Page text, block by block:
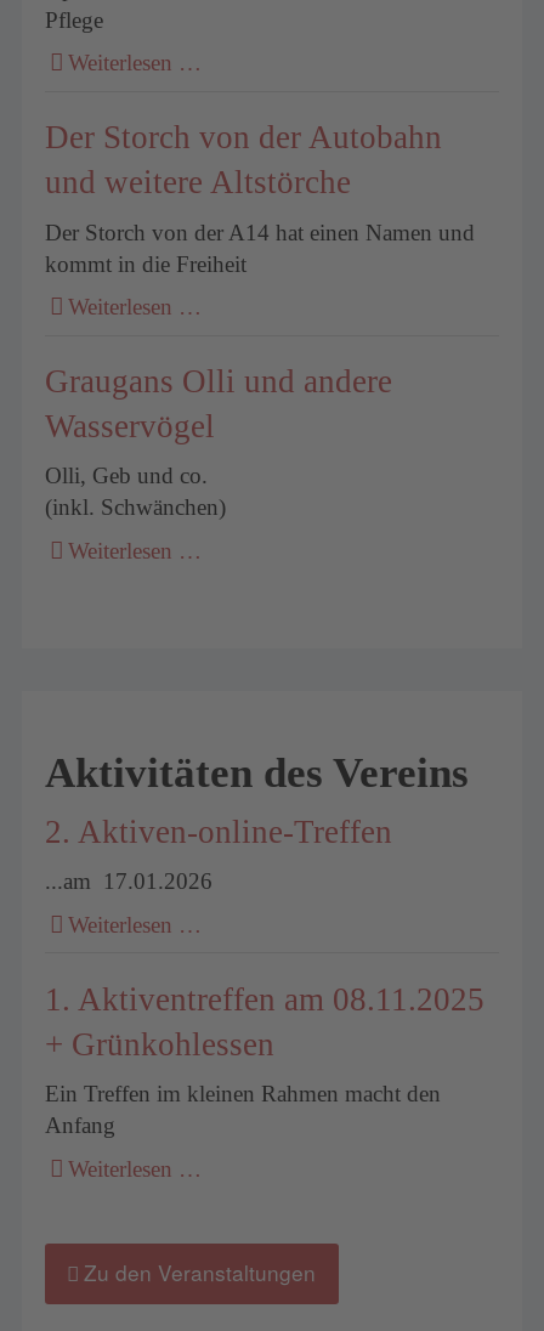
Pflege
Weiterlesen …
Der Storch von der Autobahn
und weitere Altstörche
Der Storch von der A14 hat einen Namen und
kommt in die Freiheit
Weiterlesen …
Graugans Olli und andere
Wasservögel
Olli, Geb und co.
(inkl. Schwänchen)
Weiterlesen …
Aktivitäten des Vereins
2. Aktiven-online-Treffen
...am 17.01.2026
Weiterlesen …
1. Aktiventreffen am 08.11.2025
+ Grünkohlessen
Ein Treffen im kleinen Rahmen macht den
Anfang
Weiterlesen …
Zu den Veranstaltungen